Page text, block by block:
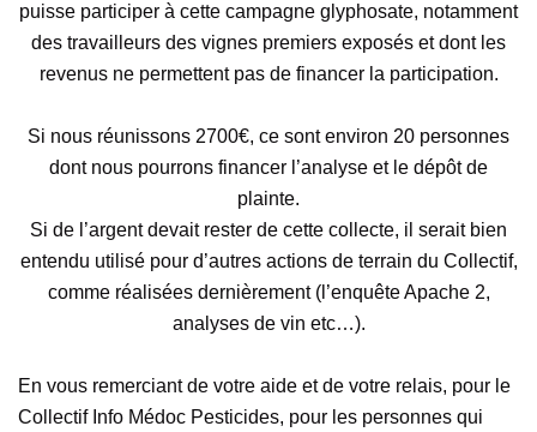
puisse participer à cette campagne glyphosate, notamment
des travailleurs des vignes premiers exposés et dont les
revenus ne permettent pas de financer la participation.
Si nous réunissons 2700€, ce sont environ 20 personnes
dont nous pourrons financer l’analyse et le dépôt de
plainte.
Si de l’argent devait rester de cette collecte, il serait bien
entendu utilisé pour d’autres actions de terrain du Collectif,
comme réalisées dernièrement (l’enquête Apache 2,
analyses de vin etc…).
En vous remerciant de votre aide et de votre relais, pour le
Collectif Info Médoc Pesticides, pour les personnes qui